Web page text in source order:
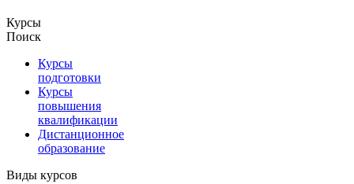
Курсы
Поиск
Курсы
подготовки
Курсы
повышения
квалификации
Дистанционное
образование
Виды курсов